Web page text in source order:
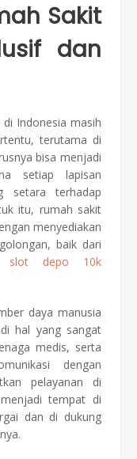
Sakit
dan
Indonesia masih
terutama di
bisa menjadi
setiap lapisan
setara terhadap
itu, rumah sakit
menyediakan
baik dari
slot depo 10k
daya manusia
hal yang sangat
medis, serta
dengan
pelayanan di
tempat di
dan di dukung